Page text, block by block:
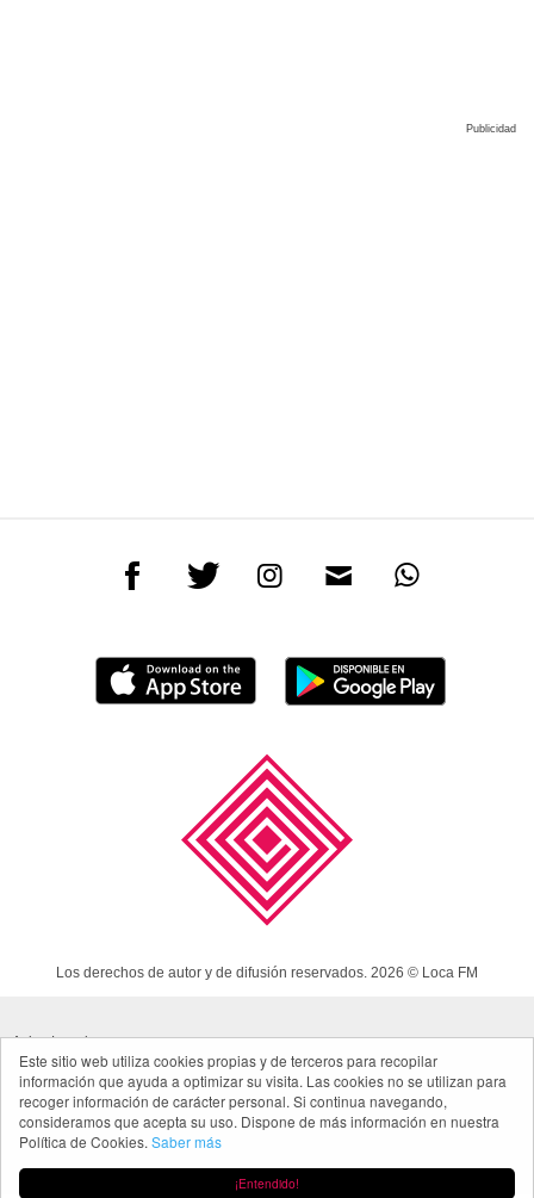
¡Entendido!
Este sitio web utiliza cookies propias y de terceros para recopilar
información que ayuda a optimizar su visita. Las cookies no se utilizan para
recoger información de carácter personal. Si continua navegando,
consideramos que acepta su uso. Dispone de más información en nuestra
Política de Cookies. Saber más
Publicidad
Los derechos de autor y de difusión reservados. 2026 © Loca FM
Aviso Legal
Política de cookies
Política de privacidad App